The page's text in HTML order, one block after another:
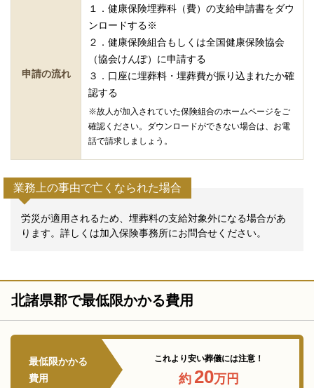
申請の流れ
１．健康保険埋葬科（費）の支給申請書をダウ
ンロードする※
２．健康保険組合もしくは全国健康保険協会
（協会けんぽ）に申請する
３．口座に埋葬料・埋葬費が振り込まれたか確
認する
※故人が加入されていた保険組合のホームページをご
確認ください。ダウンロードができない場合は、お電
話で請求しましょう。
業務上の事由で亡くなられた場合
労災が適用されるため、埋葬料の支給対象外になる場合があ
ります。詳しくは加入保険事務所にお問合せください。
北諸県郡で最低限かかる費用
最低限かかる
費用
これより安い葬儀には注意！
約 20万円